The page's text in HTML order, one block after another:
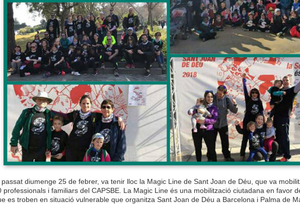
passat diumenge 25 de febrer, va tenir lloc la Magic Line de Sant Joan de Déu, que va
professionals i familiars del CAPSBE. La Magic Line és una mobilització ciutadana en favor
es troben en situació vulnerable que organitza Sant Joan de Déu a Barcelona i Palma de